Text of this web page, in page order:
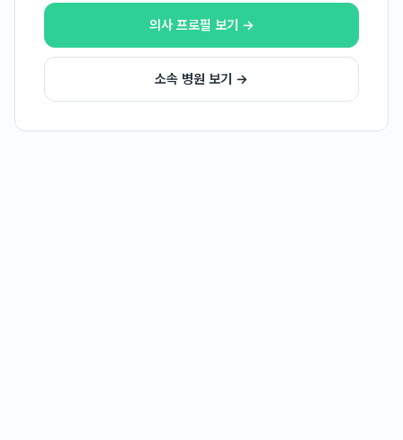
의사 프로필 보기 →
소속 병원 보기 →